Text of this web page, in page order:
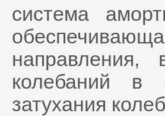
система
направления,
колебаний в
затухания